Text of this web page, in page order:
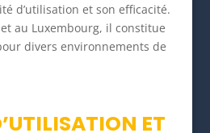
d’utilisation et son efficacité.
au Luxembourg, il constitue
divers environnements de
ET